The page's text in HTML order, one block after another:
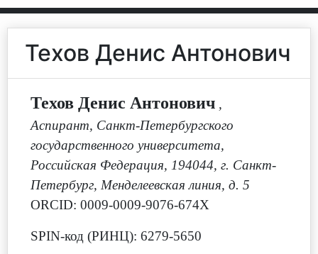
Техов Денис Антонович
Техов Денис Антонович ,
Аспирант, Санкт-Петербургского
государственного университета,
Российская Федерация, 194044, г. Санкт-
Петербург, Менделеевская линия, д. 5
ORCID: 0009-0009-9076-674X
SPIN-код (РИНЦ): 6279-5650